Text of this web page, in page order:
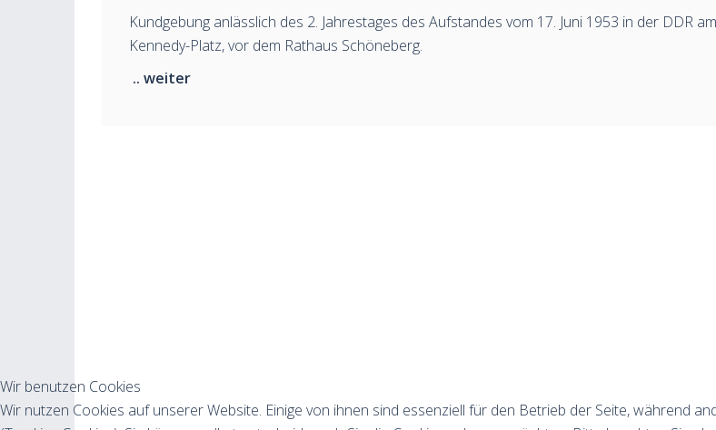
Kundgebung anlässlich des 2. Jahrestages des Aufstandes vom 17. Juni 1953 in der DDR
Kennedy-Platz, vor dem Rathaus Schöneberg.
.. weiter
Wir benutzen Cookies
Wir nutzen Cookies auf unserer Website. Einige von ihnen sind essenziell für den Betrieb der Seite, während